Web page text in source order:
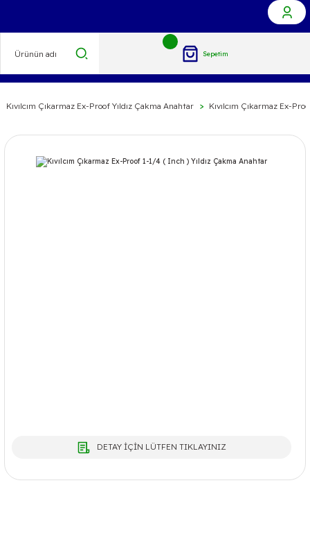
Sepetim
Kıvılcım Çıkarmaz Ex-Proof Yıldız Çakma Anahtar Kıvılcım Çıkarmaz Ex-
DETAY İÇİN LÜTFEN TIKLAYINIZ